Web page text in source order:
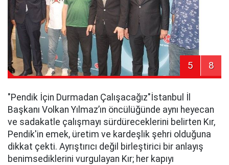
5 8
​"Pendik İçin Durmadan Çalışacağız"​İstanbul İl
Başkanı Volkan Yılmaz’ın öncülüğünde aynı heyecan
ve sadakatle çalışmayı sürdüreceklerini belirten Kır,
Pendik'in emek, üretim ve kardeşlik şehri olduğuna
dikkat çekti. Ayrıştırıcı değil birleştirici bir anlayış
benimsediklerini vurgulayan Kır; her kapıyı